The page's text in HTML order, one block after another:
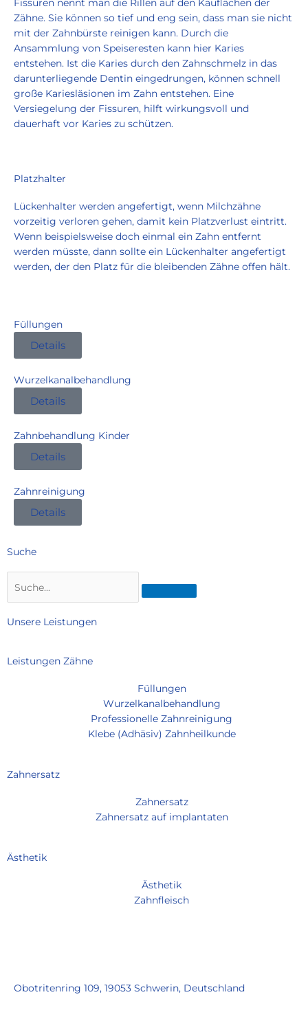
Fissuren nennt man die Rillen auf den Kauflächen der
Zähne. Sie können so tief und eng sein, dass man sie nicht
mit der Zahnbürste reinigen kann. Durch die
Ansammlung von Speiseresten kann hier Karies
entstehen. Ist die Karies durch den Zahnschmelz in das
darunterliegende Dentin eingedrungen, können schnell
große Kariesläsionen im Zahn entstehen. Eine
Versiegelung der Fissuren, hilft wirkungsvoll und
dauerhaft vor Karies zu schützen.
Platzhalter
Lückenhalter werden angefertigt, wenn Milchzähne
vorzeitig verloren gehen, damit kein Platzverlust eintritt.
Wenn beispielsweise doch einmal ein Zahn entfernt
werden müsste, dann sollte ein Lückenhalter angefertigt
werden, der den Platz für die bleibenden Zähne offen hält.
Füllungen
Details
Wurzelkanalbehandlung
Details
Zahnbehandlung Kinder
Details
Zahnreinigung
Details
Suche
h
Unsere Leistungen
Leistungen Zähne
Füllungen
Wurzelkanalbehandlung
Professionelle Zahnreinigung
Klebe (Adhäsiv) Zahnheilkunde
Zahnersatz
Zahnersatz
Zahnersatz auf implantaten
Ästhetik
Ästhetik
Zahnfleisch
Obotritenring 109, 19053 Schwerin, Deutschland